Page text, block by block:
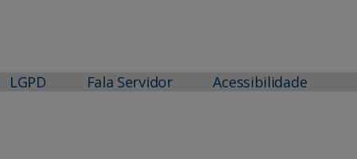
LGPD Fala Servidor Acessibilidade